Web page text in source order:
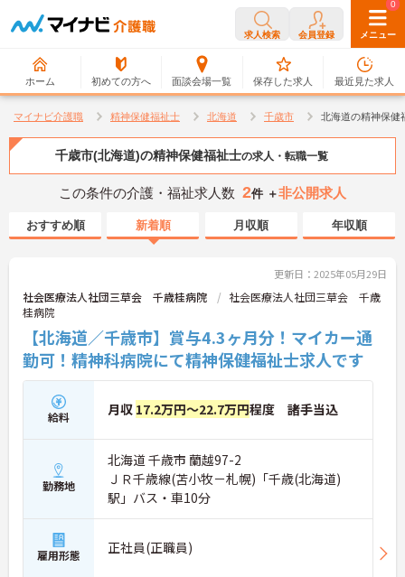
求人検索 会員登録 メニュー
ホーム 初めての方へ 面談会場一覧
0
保存した求人
0
最近見た求人
マイナビ介護職 精神保健福祉士 北海道 千歳市 北海道の精神保健
千歳市(北海道)の精神保健福祉士の求人・転職一覧
この条件の介護・福祉求人数 2件 ＋非公開求人
おすすめ順 新着順 月収順 年収順
更新日：2025年05月29日
社会医療法人社団三草会 千歳桂病院
社会医療法人社団三草会 千歳
桂病院
【北海道／千歳市】賞与4.3ヶ月分！マイカー通
勤可！精神科病院にて精神保健福祉士求人です
給料 月収 17.2万円～22.7万円程度 諸手当込
勤務地
北海道 千歳市 蘭越97-2
ＪＲ千歳線(苫小牧－札幌)「千歳(北海道)
駅」バス・車10分
雇用形態 正社員(正職員)